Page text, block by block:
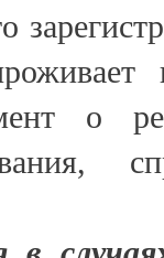
о